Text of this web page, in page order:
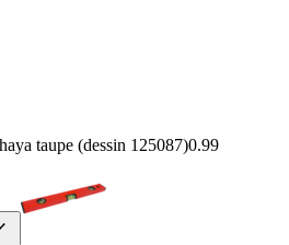
taupe (dessin 125087)0.99